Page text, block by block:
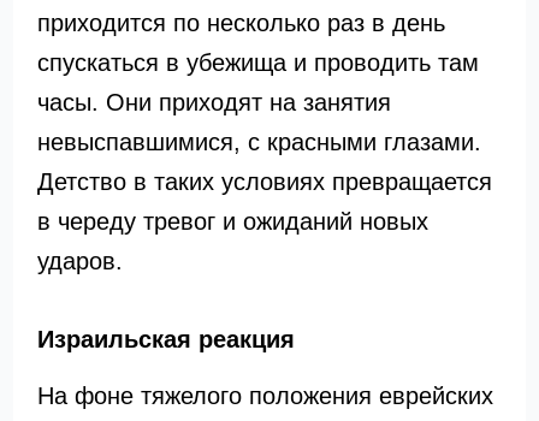
приходится по несколько раз в день
спускаться в убежища и проводить там
часы. Они приходят на занятия
невыспавшимися, с красными глазами.
Детство в таких условиях превращается
в череду тревог и ожиданий новых
ударов.
Израильская реакция
На фоне тяжелого положения еврейских